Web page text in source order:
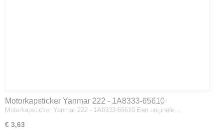
Motorkapsticker Yanmar 222 - 1A8333-65610
Motorkapsticker Yanmar 222 - 1A8333-65610 Een originele…
€ 3,63